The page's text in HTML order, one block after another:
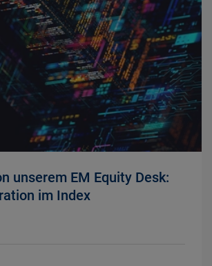
unserem EM Equity Desk:
im Index